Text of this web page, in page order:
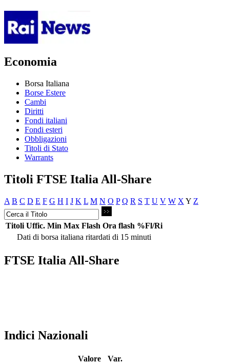
Economia
Borsa Italiana
Borse Estere
Cambi
Diritti
Fondi italiani
Fondi esteri
Obbligazioni
Titoli di Stato
Warrants
Titoli FTSE Italia All-Share
A B C D E F G H I J K L M N O P Q R S T U V W X Y Z
Titoli Uffic. Min Max Flash Ora flash %Fl/Ri
Dati di borsa italiana ritardati di 15 minuti
FTSE Italia All-Share
Indici Nazionali
Valore
Var.